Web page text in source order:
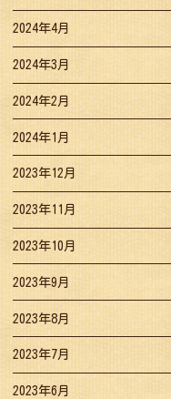
2024年4月
2024年3月
2024年2月
2024年1月
2023年12月
2023年11月
2023年10月
2023年9月
2023年8月
2023年7月
2023年6月